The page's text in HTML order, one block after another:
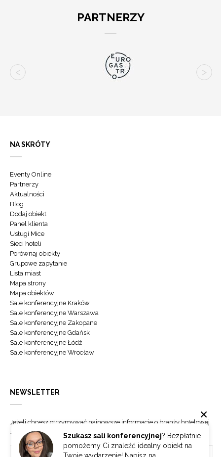
PARTNERZY
Szukasz sali konferencyjnej? Bezpłatnie
pomożemy Ci znaleźć idealny obiekt na
NA SKRÓTY
Eventy Online
Partnerzy
Aktualności
Blog
Dodaj obiekt
Panel klienta
Usługi Mice
Sieci hoteli
Porównaj obiekty
Grupowe zapytanie
Lista miast
Mapa strony
Mapa obiektów
Sale konferencyjne Kraków
Sale konferencyjne Warszawa
Sale konferencyjne Zakopane
Sale konferencyjne Gdańsk
Sale konferencyjne Łódź
Sale konferencyjne Wrocław
NEWSLETTER
Jeżeli chcesz otrzymywać najnowsze informacje o branży hotelowej
zapisz się do naszego newslettera.